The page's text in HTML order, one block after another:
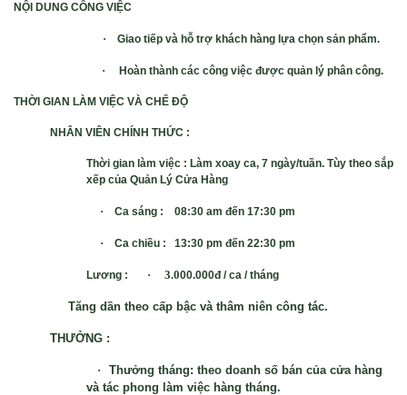
NỘI DUNG CÔNG VIỆC
· Giao tiếp và hỗ trợ khách hàng lựa chọn sản phẩm.
· Hoàn thành các công việc được quản lý phân công.
THỜI GIAN LÀM VIỆC VÀ CHẾ ĐỘ
NHÂN VIÊN CHÍNH THỨC :
Thời gian làm việc : Làm xoay ca, 7 ngày/tuần. Tùy theo sắp
xếp của Quản Lý Cửa Hàng
· Ca sáng : 08:30 am đến 17:30 pm
· Ca chiều : 13:30 pm đến 22:30 pm
Lương : · 3.000.000đ / ca / tháng
Tăng dần theo cấp bậc và thâm niên công tác.
THƯỞNG :
· Thưởng tháng: theo doanh số bán của cửa hàng
và tác phong làm việc hàng tháng.